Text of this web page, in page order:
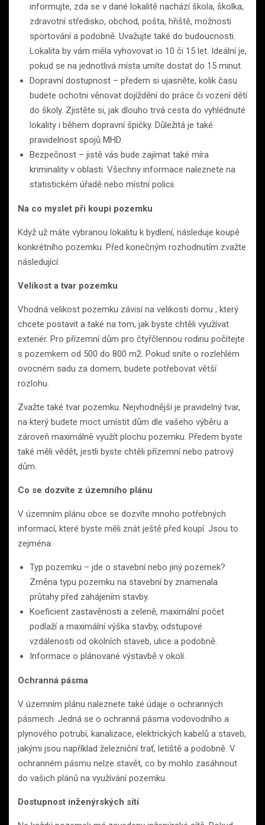
informujte, zda se v dané lokalitě nachází škola, školka,
zdravotní středisko, obchod, pošta, hřiště, možnosti
sportování a podobně. Uvažujte také do budoucnosti.
Lokalita by vám měla vyhovovat io 10 či 15 let. Ideální je,
pokud se na jednotlivá místa umíte dostat do 15 minut.
Dopravní dostupnost – předem si ujasněte, kolik času
budete ochotni věnovat dojíždění do práce či vození dětí
do školy. Zjistěte si, jak dlouho trvá cesta do vyhlédnuté
lokality i během dopravní špičky. Důležitá je také
pravidelnost spojů MHD.
Bezpečnost – jistě vás bude zajímat také míra
kriminality v oblasti. Všechny informace naleznete na
statistickém úřadě nebo místní policii.
Na co myslet při koupi pozemku
Když už máte vybranou lokalitu k bydlení, následuje koupě
konkrétního pozemku. Před konečným rozhodnutím zvažte
následující:
Velikost a tvar pozemku
Vhodná velikost pozemku závisí na velikosti domu , který
chcete postavit a také na tom, jak byste chtěli využívat
exteriér. Pro přízemní dům pro čtyřčlennou rodinu počítejte
s pozemkem od 500 do 800 m2. Pokud sníte o rozlehlém
ovocném sadu za domem, budete potřebovat větší
rozlohu.
Zvažte také tvar pozemku. Nejvhodnější je pravidelný tvar,
na který budete moct umístit dům dle vašeho výběru a
zároveň maximálně využít plochu pozemku. Předem byste
také měli vědět, jestli byste chtěli přízemní nebo patrový
dům.
Co se dozvíte z územního plánu
V územním plánu obce se dozvíte mnoho potřebných
informací, které byste měli znát ještě před koupí. Jsou to
zejména:
Typ pozemku – jde o stavební nebo jiný pozemek?
Změna typu pozemku na stavební by znamenala
průtahy před zahájením stavby.
Koeficient zastavěnosti a zeleně, maximální počet
podlaží a maximální výška stavby, odstupové
vzdálenosti od okolních staveb, ulice a podobně.
Informace o plánované výstavbě v okolí.
Ochranná pásma
V územním plánu naleznete také údaje o ochranných
pásmech. Jedná se o ochranná pásma vodovodního a
plynového potrubí, kanalizace, elektrických kabelů a staveb,
jakými jsou například železniční trať, letiště a podobně. V
ochranném pásmu nelze stavět, co by mohlo zasáhnout
do vašich plánů na využívání pozemku.
Dostupnost inženýrských sítí